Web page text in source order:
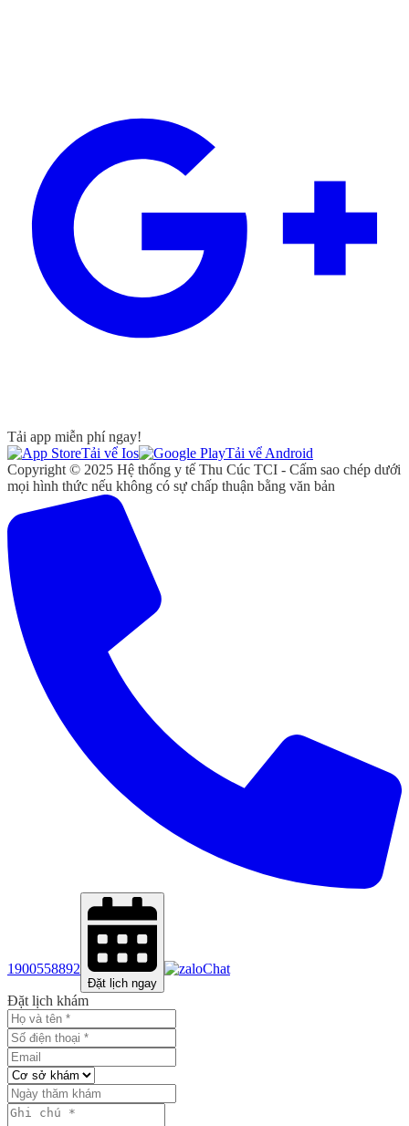
Tải app miễn phí ngay!
Tải vể Ios
Tải vể Android
Copyright © 2025 Hệ thống y tế Thu Cúc TCI - Cấm sao chép dưới
mọi hình thức nếu không có sự chấp thuận bằng văn bản
1900558892
Đặt lịch ngay
Chat
Đặt lịch khám